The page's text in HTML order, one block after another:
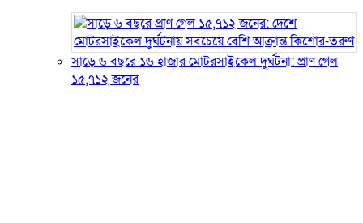
সাড়ে ৬ বছরে ১৬ হাজার মোটরসাইকেল দুর্ঘটনা: প্রাণ গেল
১৫,৭১২ জনের